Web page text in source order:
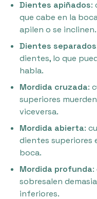
Dientes apiñados:
que cabe en la
apilen o se inclinen.
Dientes separados
dientes, lo que
habla.
Mordida cruzada:
superiores
viceversa.
Mordida abierta:
dientes superiores
boca.
Mordida profunda
sobresalen
inferiores.